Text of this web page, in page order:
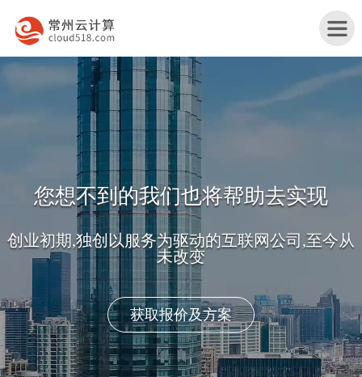
埠
产
品
服
务
蚌
埠
行
解
决
蚌
埠
站
改
蚌
服
务
于
我
联
系
,至今从
转型互联网+